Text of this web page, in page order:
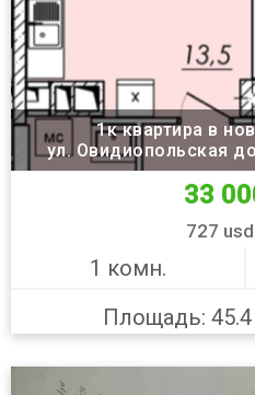
1к квартира в
ул. Овидиопольская дорога 3,
район,
33
727
1 комн.
Площадь: